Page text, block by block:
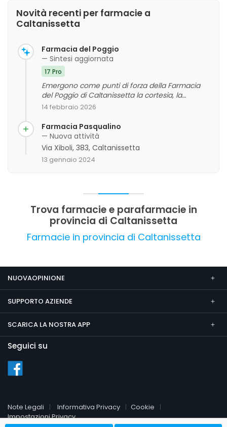
Novità recenti per farmacie a
Caltanissetta
Farmacia del Poggio
— Sintesi aggiornata
17 Pro
Emergono come punti di forza della Farmacia
del Poggio di Caltanissetta la cortesia, la
preparazione e la professionalità del personale,
preparazioni galeniche. La clientela apprezza
particolarmente l'attenzione e la gentilezza
dimostrata, che contribuiscono a creare un
ambiente accogliente e di fiducia. Come area di
miglioramento, si segnala la difficoltà di
La farmacia si distingue per l'efficienza del
risultando una scelta altamente raccomandata
nella zona.
14 febbraio 2026
Farmacia Pasqualino
— Nuova attività
Via Xiboli, 383, Caltanissetta
13 gennaio 2024
Trova farmacie e parafarmacie in
provincia di Caltanissetta
Farmacie in provincia di Caltanissetta
NUOVAOPINIONE
SUPPORTO AZIENDE
SCARICA LA NOSTRA APP
Seguici su
Note Legali Informativa Privacy
Cookie
Impostazioni Privacy